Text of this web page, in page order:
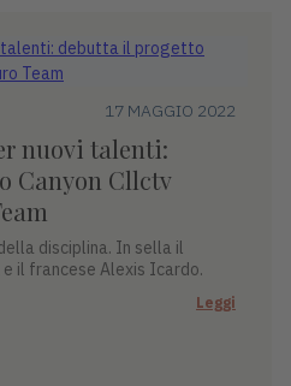
17 MAGGIO 2022
nuovi talenti:
Canyon Cllctv
disciplina. In sella il
il francese Alexis Icardo.
Leggi